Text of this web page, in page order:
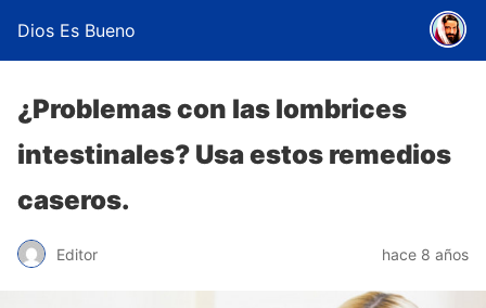
Dios Es Bueno
¿Problemas con las lombrices
intestinales? Usa estos remedios
caseros.
Editor hace 8 años